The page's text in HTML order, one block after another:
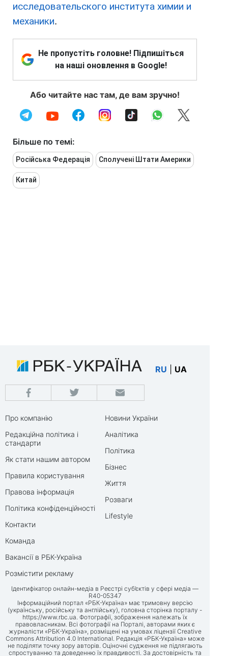
исследовательского института химии и
механики.
Не пропустіть головне! Підпишіться
на наші оновлення в Google!
Або читайте нас там, де вам зручно!
Більше по темі:
Російська Федерація Сполучені Штати Америки
Китай
RU UA
Про компанію
Редакційна політика і
стандарти
Як стати нашим автором
Правила користування
Правова інформація
Політика конфіденційності
Контакти
Команда
Вакансії в РБК-Україна
Розмістити рекламу
Новини України
Аналітика
Політика
Бізнес
Життя
Розваги
Lifestyle
Ідентифікатор онлайн-медіа в Реєстрі суб’єктів у сфері медіа —
R40-05347
Інформаційний портал «РБК-Україна» має тримовну версію
(українську, російську та англійську), головна сторінка порталу -
https://www.rbc.ua. Фотографії, зображення належать їх
правовласникам. Всі фотографії на Порталі, авторами яких є
журналісти «РБК-Україна», розміщені на умовах ліцензії Creative
Commons Attribution 4.0 International. Редакція «РБК-Україна» може
не поділяти точку зору авторів. Оціночні судження не підлягають
спростуванню та доведенню їх правдивості. За достовірність та